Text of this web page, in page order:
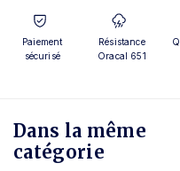
Paiement
sécurisé
Résistance
Oracal 651
Dans la même
catégorie